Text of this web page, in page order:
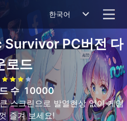
한국어
SurvivorPC버전 다
로드
수 10000
스크린으로 발열현상 없이 게임
즐겨 보세요!